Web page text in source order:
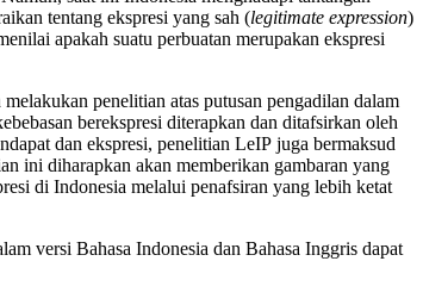
tentang ekspresi yang sah (legitimate expression)
apakah suatu perbuatan merupakan ekspresi
penelitian atas putusan pengadilan dalam
berekspresi diterapkan dan ditafsirkan oleh
dan ekspresi, penelitian LeIP juga bermaksud
ini diharapkan akan memberikan gambaran yang
di Indonesia melalui penafsiran yang lebih ketat
versi Bahasa Indonesia dan Bahasa Inggris dapat